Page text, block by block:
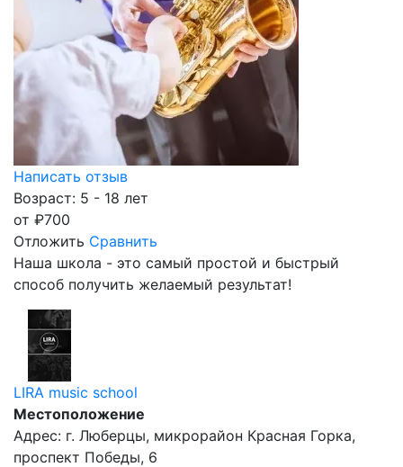
Написать отзыв
Возраст: 5 - 18 лет
от ₽700
Отложить Сравнить
Наша школа - это самый простой и быстрый
способ получить желаемый результат!
LIRA music school
Местоположение
Адрес: г. Люберцы, микрорайон Красная Горка,
проспект Победы, 6